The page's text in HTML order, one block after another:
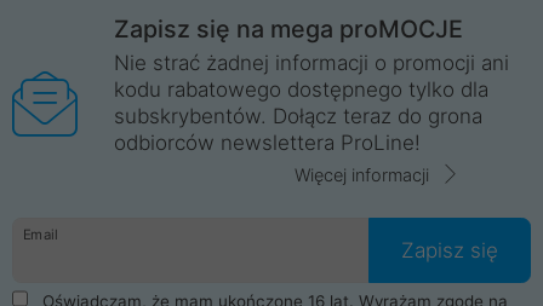
Zapisz się na mega proMOCJE
Nie strać żadnej informacji o promocji ani
kodu rabatowego dostępnego tylko dla
subskrybentów. Dołącz teraz do grona
odbiorców newslettera ProLine!
Więcej informacji
Email
Zapisz się
Oświadczam, że mam ukończone 16 lat. Wyrażam zgodę na